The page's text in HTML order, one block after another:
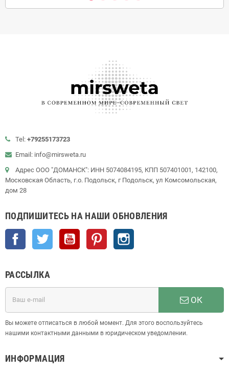
Tel: +79255173723
Email: info@mirsweta.ru
Адрес ООО "ДОМАНСК": ИНН 5074084195, КПП 507401001, 142100,
Московская Область, г.о. Подольск, г Подольск, ул Комсомольская,
дом 28
ПОДПИШИТЕСЬ НА НАШИ ОБНОВЛЕНИЯ
Facebook Twitter YouTube Pinterest
РАССЫЛКА
ОК
Вы можете отписаться в любой момент. Для этого воспользуйтесь
нашими контактными данными в юридическом уведомлении.
ИНФОРМАЦИЯ